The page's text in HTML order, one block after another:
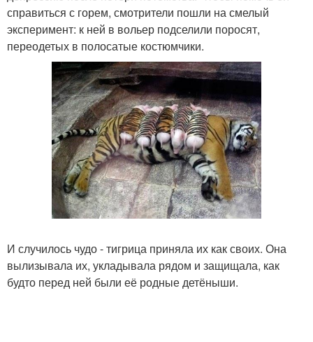
справиться с горем, смотрители пошли на смелый
эксперимент: к ней в вольер подселили поросят,
переодетых в полосатые костюмчики.
И случилось чудо - тигрица приняла их как своих. Она
вылизывала их, укладывала рядом и защищала, как
будто перед ней были её родные детёныши.